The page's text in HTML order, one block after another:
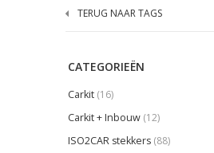
TERUG NAAR TAGS
CATEGORIEËN
Carkit (16)
Carkit + Inbouw (12)
ISO2CAR stekkers (88)